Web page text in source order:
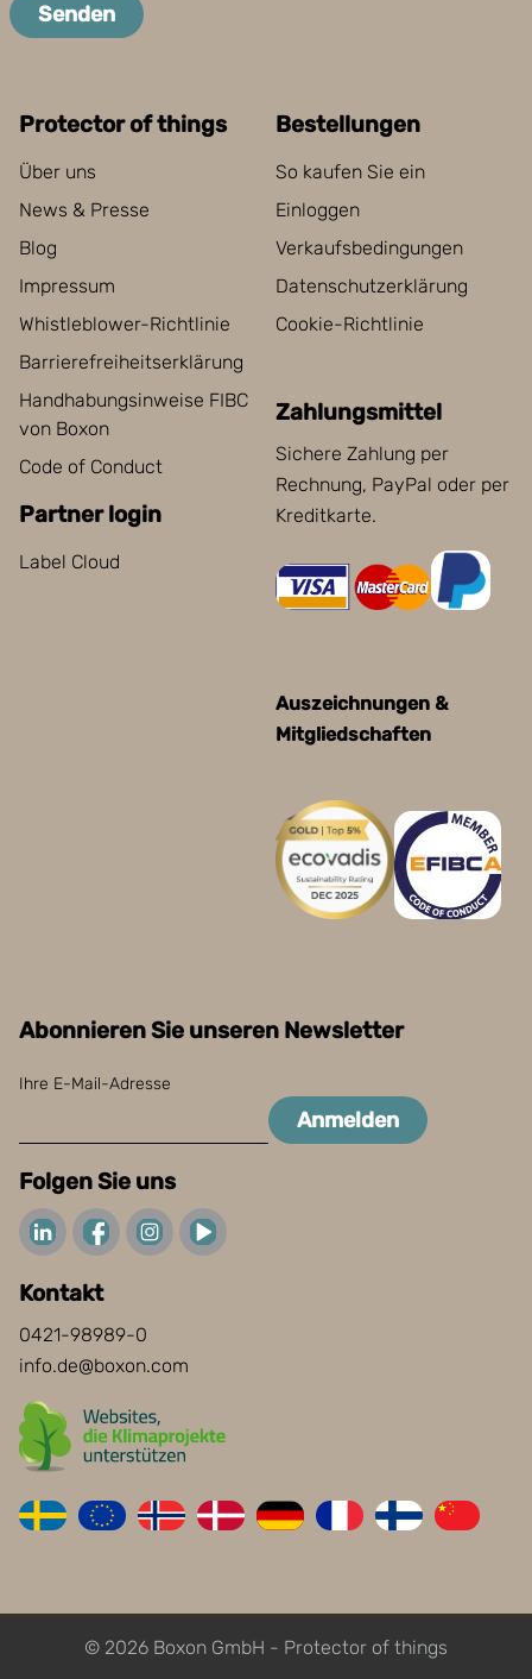
Senden
Protector of things
Über uns
News & Presse
Blog
Impressum
Whistleblower-Richtlinie
Barrierefreiheitserklärung
Handhabungsinweise FIBC
von Boxon
Code of Conduct
Partner login
Label Cloud
Bestellungen
So kaufen Sie ein
Einloggen
Verkaufsbedingungen
Datenschutzerklärung
Cookie-Richtlinie
Zahlungsmittel
Sichere Zahlung per
Rechnung, PayPal oder per
Kreditkarte.
Auszeichnungen &
Mitgliedschaften
Abonnieren Sie unseren Newsletter
Ihre E-Mail-Adresse
Anmelden
Folgen Sie uns
Kontakt
0421-98989-0
info.de@boxon.com
© 2026 Boxon GmbH - Protector of things